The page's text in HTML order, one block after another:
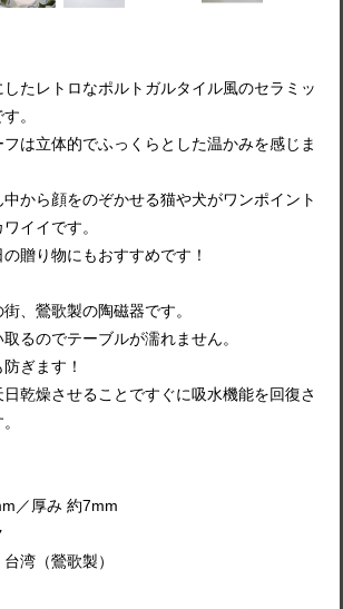
たレトロなポルトガルタイル風のセラミッ
。
は立体的でふっくらとした温かみを感じま
から顔をのぞかせる猫や犬がワンポイント
イイです。
贈り物にもおすすめです！
、鶯歌製の陶磁器です。
るのでテーブルが濡れません。
ぎます！
乾燥させることですぐに吸水機能を回復さ
／厚み 約7mm
湾（鶯歌製）